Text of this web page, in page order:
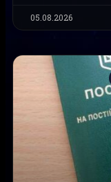
05.08.2026